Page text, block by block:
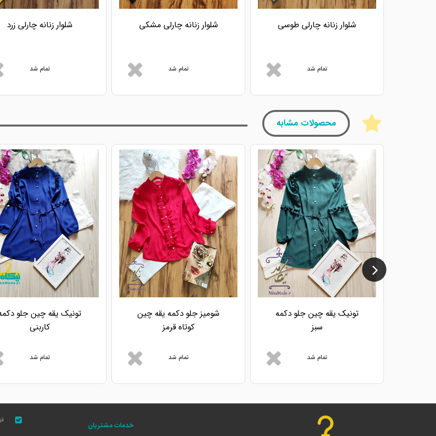
شلوار زنانه چارلی طوسی
تمام شد
شلوار زنانه چارلی مشکی
تمام شد
شلوار زنانه چارلی زرد
تمام شد
محصولات مشابه
تونیک یقه چین جلو دکمه
سبز
تمام شد
شومیز جلو دکمه یقه چین
کوتاه قرمز
تمام شد
تونیک یقه چین جلو
کاربنی
تمام شد
خدمات مشتریان